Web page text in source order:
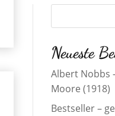
Neueste
Albert Nobbs
Moore (1918)
Bestseller –